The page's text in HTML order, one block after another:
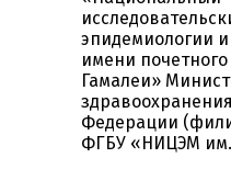
эпидемиологии
имени
Гамалеи»
Федерации
ФГБУ «НИЦЭМ